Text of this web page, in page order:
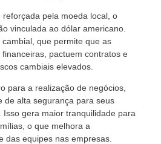
pela moeda local, o
vinculada ao dólar americano.
que permite que as
pactuem contratos e
cambiais elevados.
para a realização de negócios,
de alta segurança para seus
gera maior tranquilidade para
o que melhora a
das equipes nas empresas.